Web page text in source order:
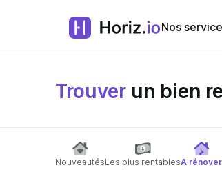
Nos
Trouver un bien
NouveautésLes plus rentablesA rénover